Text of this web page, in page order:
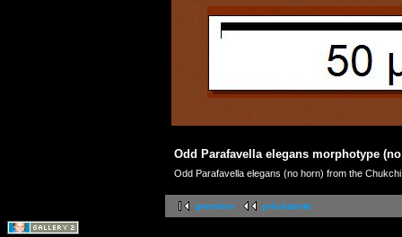
Odd Parafavella elegans morphotype
Odd Parafavella elegans (no horn) from the
première précédente